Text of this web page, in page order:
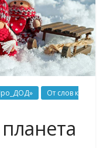
От слов к